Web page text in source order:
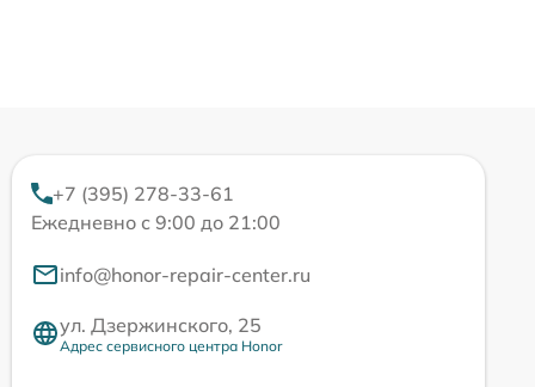
+7 (395) 278-33-61
Ежедневно с 9:00 до 21:00
info@honor-repair-center.ru
ул. Дзержинского, 25
Адрес сервисного центра Honor